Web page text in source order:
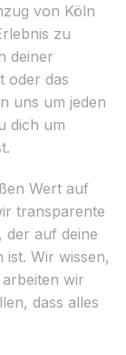
von Köln
zu
deiner
oder das
uns um jeden
dich um
Wert auf
transparente
der auf deine
ist. Wir wissen,
wir
dass alles